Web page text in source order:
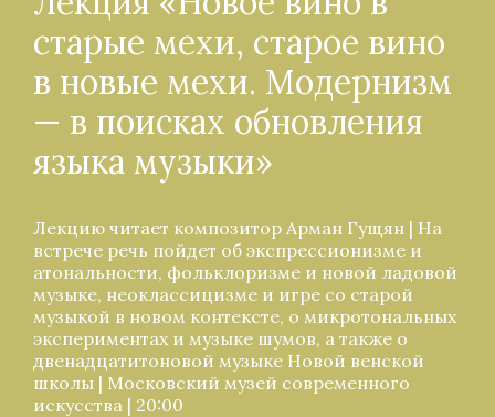
старые мехи, старое вино
в новые мехи. Модернизм
— в поисках обновления
языка музыки»
Лекцию читает композитор Арман Гущян | На
встрече речь пойдет об экспрессионизме и
атональности, фольклоризме и новой ладовой
музыке, неоклассицизме и игре со старой
музыкой в новом контексте, о микротональных
экспериментах и музыке шумов, а также о
двенадцатитоновой музыке Новой венской
школы | Московский музей современного
искусства | 20:00